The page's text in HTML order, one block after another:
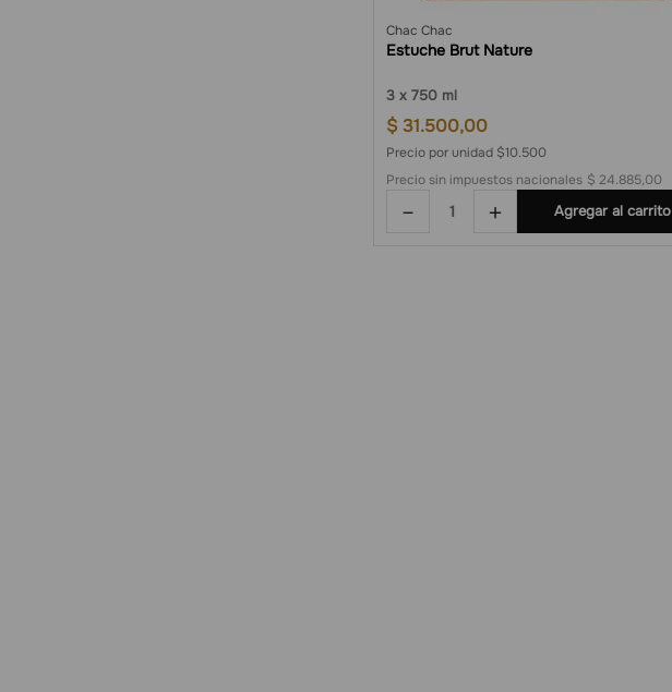
Chac Chac
Estuche Brut Nature
3 750 ml
$ 31.500,00
Precio por unidad $10.500
Precio sin impuestos nacionales $ 24.885,00
＋
－ Agregar al carrito